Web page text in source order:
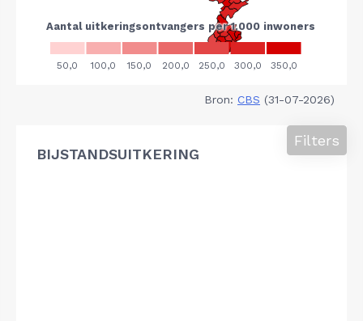
Bron: CBS (31-07-2026)
BIJSTANDSUITKERING
Filters